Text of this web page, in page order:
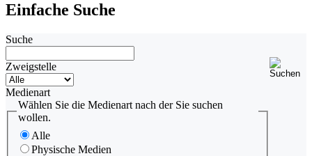
Einfache Suche
Suche
Zweigstelle
Medienart
Wählen Sie die Medienart nach der Sie suchen
wollen.
Alle
Physische Medien